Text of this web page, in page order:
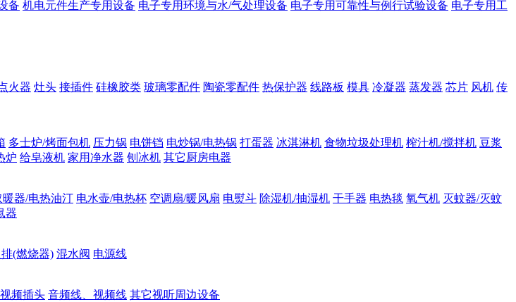
备 机电元件生产专用设备 电子专用环境与水/气处理设备 电子专用可靠性与例行试验设备 电子专用工
火器 灶头 接插件 硅橡胶类 玻璃零配件 陶瓷零配件 热保护器 线路板 模具 冷凝器 蒸发器 芯片 风机 传
多士炉/烤面包机 压力锅 电饼铛 电炒锅/电热锅 打蛋器 冰淇淋机 食物垃圾处理机 榨汁机/搅拌机 豆浆
炉 给皂液机 家用净水器 刨冰机 其它厨房电器
暖器/电热油汀 电水壶/电热杯 空调扇/暖风扇 电熨斗 除湿机/抽湿机 干手器 电热毯 氧气机 灭蚊器/灭蚊
器
(燃烧器) 混水阀 电源线
频插头 音频线、视频线 其它视听周边设备